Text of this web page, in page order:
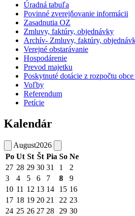
Úradná tabuľa
Povinné zverejňovanie informácii
Zasadnutia OZ
Zmluvy, faktúry, objednávky
Archív- Zmluvy, faktúry,
Verejné obstarávanie
Hospodárenie
Prevod majetku
Poskytnuté dotácie z rozpočtu
Voľby
Referendum
Petície
Kalendár
August2026
Po Ut St Št Pia So Ne
27 28 29 30 31 1
2
3
4 5 6 7 8
9
10 11 12 13 14 15 16
17 18 19 20 21 22 23
24 25 26 27 28 29 30